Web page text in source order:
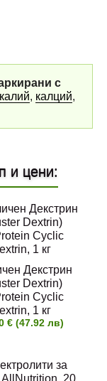
с
калий, калций,
и цени:
Декстрин
Dextrin)
Cyclic
1 кг
€ (47.92 лв)